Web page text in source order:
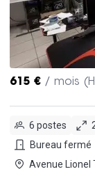
615 € / mois
6 postes
Bureau fermé